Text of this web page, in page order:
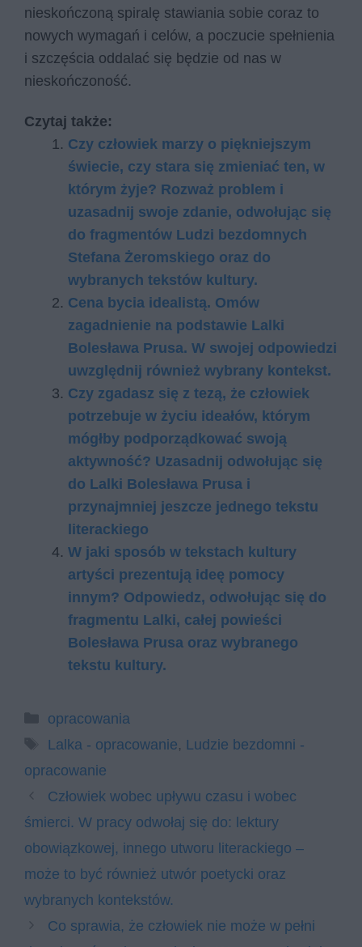
nieskończoną spiralę stawiania sobie coraz to
nowych wymagań i celów, a poczucie spełnienia
i szczęścia oddalać się będzie od nas w
nieskończoność.
Czytaj także:
Czy człowiek marzy o piękniejszym
świecie, czy stara się zmieniać ten, w
którym żyje? Rozważ problem i
uzasadnij swoje zdanie, odwołując się
do fragmentów Ludzi bezdomnych
Stefana Żeromskiego oraz do
wybranych tekstów kultury.
Cena bycia idealistą. Omów
zagadnienie na podstawie Lalki
Bolesława Prusa. W swojej odpowiedzi
uwzględnij również wybrany kontekst.
Czy zgadasz się z tezą, że człowiek
potrzebuje w życiu ideałów, którym
mógłby podporządkować swoją
aktywność? Uzasadnij odwołując się
do Lalki Bolesława Prusa i
przynajmniej jeszcze jednego tekstu
literackiego
W jaki sposób w tekstach kultury
artyści prezentują ideę pomocy
innym? Odpowiedz, odwołując się do
fragmentu Lalki, całej powieści
Bolesława Prusa oraz wybranego
tekstu kultury.
Kategorie
opracowania
Tagi
Lalka - opracowanie, Ludzie bezdomni -
opracowanie
Człowiek wobec upływu czasu i wobec
śmierci. W pracy odwołaj się do: lektury
obowiązkowej, innego utworu literackiego –
może to być również utwór poetycki oraz
wybranych kontekstów.
Co sprawia, że człowiek nie może w pełni